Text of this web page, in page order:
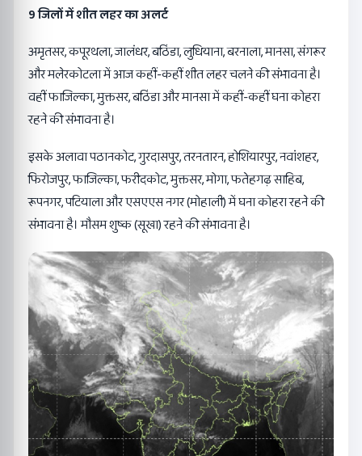
9 जिलों में शीत लहर का अलर्ट
अमृतसर, कपूरथला, जालंधर, बठिंडा, लुधियाना, बरनाला, मानसा, संगरूर
और मलेरकोटला में आज कहीं-कहीं शीत लहर चलने की संभावना है।
वहीं फाजिल्का, मुक्तसर, बठिंडा और मानसा में कहीं-कहीं घना कोहरा
रहने की संभावना है।
इसके अलावा पठानकोट, गुरदासपुर, तरनतारन, होशियारपुर, नवांशहर,
फिरोजपुर, फाजिल्का, फरीदकोट, मुक्तसर, मोगा, फतेहगढ़ साहिब,
रूपनगर, पटियाला और एसएएस नगर (मोहाली) में घना कोहरा रहने की
संभावना है। मौसम शुष्क (सूखा) रहने की संभावना है।